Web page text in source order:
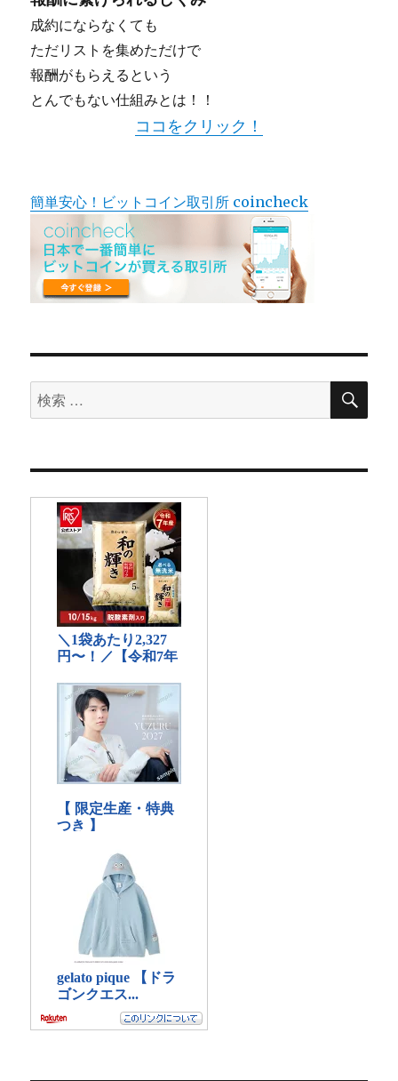
成約にならなくても
ただリストを集めただけで
報酬がもらえるという
とんでもない仕組みとは！！
ココをクリック！
簡単安心！ビットコイン取引所 coincheck
検
索
象:
検